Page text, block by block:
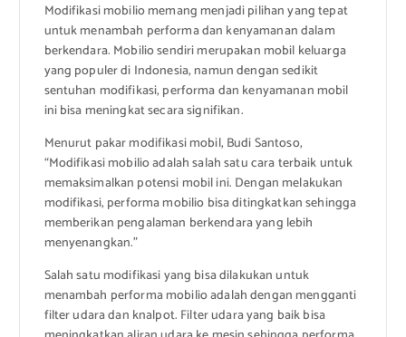
Modifikasi mobilio memang menjadi pilihan yang tepat
untuk menambah performa dan kenyamanan dalam
berkendara. Mobilio sendiri merupakan mobil keluarga
yang populer di Indonesia, namun dengan sedikit
sentuhan modifikasi, performa dan kenyamanan mobil
ini bisa meningkat secara signifikan.
Menurut pakar modifikasi mobil, Budi Santoso,
“Modifikasi mobilio adalah salah satu cara terbaik untuk
memaksimalkan potensi mobil ini. Dengan melakukan
modifikasi, performa mobilio bisa ditingkatkan sehingga
memberikan pengalaman berkendara yang lebih
menyenangkan.”
Salah satu modifikasi yang bisa dilakukan untuk
menambah performa mobilio adalah dengan mengganti
filter udara dan knalpot. Filter udara yang baik bisa